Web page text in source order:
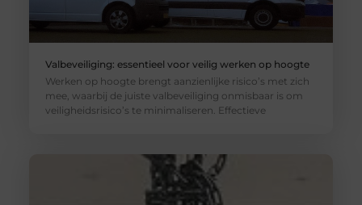
Valbeveiliging: essentieel voor veilig werken op hoogte
Werken op hoogte brengt aanzienlijke risico’s met zich
mee, waarbij de juiste valbeveiliging onmisbaar is om
veiligheidsrisico’s te minimaliseren. Effectieve